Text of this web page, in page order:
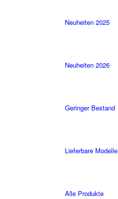
Neuheiten 2025
Neuheiten 2026
Geringer Bestand
Lieferbare Modelle
Alle Produkte